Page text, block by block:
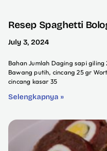
Resep Spaghetti
July 3, 2024
Bahan Jumlah Daging sapi
Bawang putih, cincang 25 gr
cincang kasar 35
Selengkapnya »